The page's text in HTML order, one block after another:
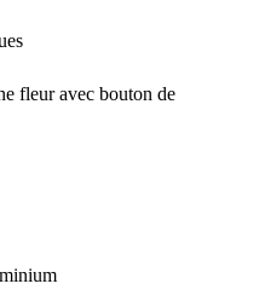
fleur avec bouton de